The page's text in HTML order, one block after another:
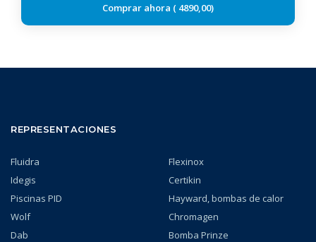
4890,00
REPRESENTACIONES
Fluidra
Flexinox
Idegis
Certikin
Piscinas PID
Hayward, bombas de calor
Wolf
Chromagen
Dab
Bomba Prinze